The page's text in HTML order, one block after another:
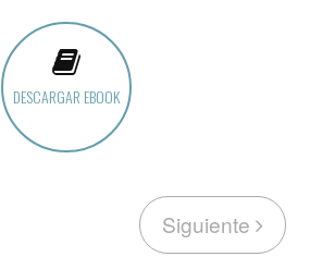
DESCARGAR EBOOK
Siguiente